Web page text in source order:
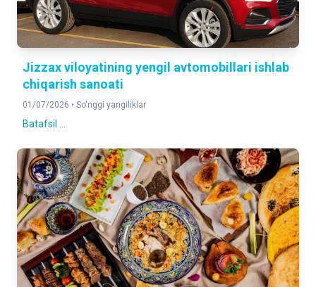
Jizzax viloyatining yengil avtomobillari ishlab
chiqarish sanoati
01/07/2026 • So'nggi yangiliklar
Batafsil ...